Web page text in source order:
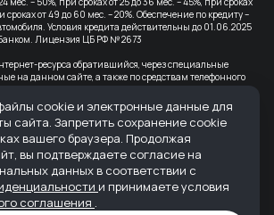
сроках от 49 до 60 мес. – 20%. Обеспечение по кредиту –
Условия кредита действительны до 01.06.2025
Лицензия ЦБ РФ № 2673
ресурса обратившийся, через специальные
на данном сайте, а также по средствам телефонного
согласие продолжить устную или письменную
электронных средств связи, в т.ч.: sms-
и т.п. и т.д.
с учетом скидок.
Лицензия Банка ВТБ — №1000 от 08.07.2015. Партнер по
лицензия ЦБ РФ № 0928
ООО "АВРОРА" ИНН 6165235622 ОГРН 1236100007373
cookie и электронные данные для
сайта. Запретить сохранение cookie
вашего браузера. Продолжая
вы подтверждаете согласие на
данных в соответствии с
и принимаете условия
соглашения .